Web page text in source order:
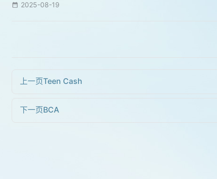
2025-08-19
上一页Teen Cash
下一页BCA